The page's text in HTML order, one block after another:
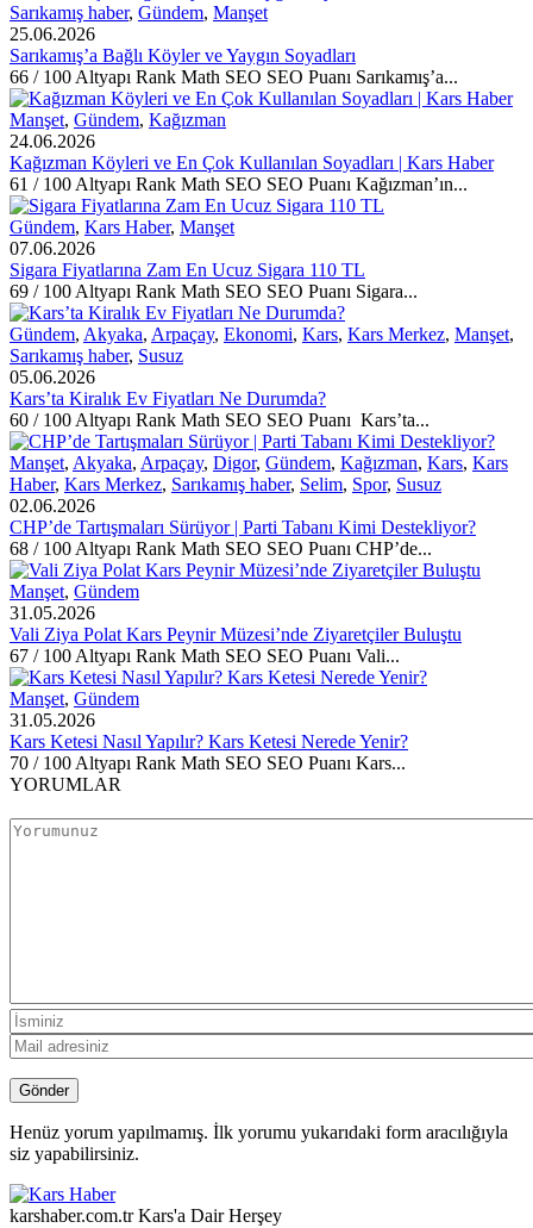
Sarıkamış haber, Gündem, Manşet
25.06.2026
Sarıkamış’a Bağlı Köyler ve Yaygın Soyadları
66 / 100 Altyapı Rank Math SEO SEO Puanı Sarıkamış’a...
Manşet, Gündem, Kağızman
24.06.2026
Kağızman Köyleri ve En Çok Kullanılan Soyadları | Kars Haber
61 / 100 Altyapı Rank Math SEO SEO Puanı Kağızman’ın...
Gündem, Kars Haber, Manşet
07.06.2026
Sigara Fiyatlarına Zam En Ucuz Sigara 110 TL
69 / 100 Altyapı Rank Math SEO SEO Puanı Sigara...
Gündem, Akyaka, Arpaçay, Ekonomi, Kars, Kars Merkez, Manşet,
Sarıkamış haber, Susuz
05.06.2026
Kars’ta Kiralık Ev Fiyatları Ne Durumda?
60 / 100 Altyapı Rank Math SEO SEO Puanı Kars’ta...
Manşet, Akyaka, Arpaçay, Digor, Gündem, Kağızman, Kars, Kars
Haber, Kars Merkez, Sarıkamış haber, Selim, Spor, Susuz
02.06.2026
CHP’de Tartışmaları Sürüyor | Parti Tabanı Kimi Destekliyor?
68 / 100 Altyapı Rank Math SEO SEO Puanı CHP’de...
Manşet, Gündem
31.05.2026
Vali Ziya Polat Kars Peynir Müzesi’nde Ziyaretçiler Buluştu
67 / 100 Altyapı Rank Math SEO SEO Puanı Vali...
Manşet, Gündem
31.05.2026
Kars Ketesi Nasıl Yapılır? Kars Ketesi Nerede Yenir?
70 / 100 Altyapı Rank Math SEO SEO Puanı Kars...
YORUMLAR
Henüz yorum yapılmamış. İlk yorumu yukarıdaki form aracılığıyla
siz yapabilirsiniz.
karshaber.com.tr Kars'a Dair Herşey